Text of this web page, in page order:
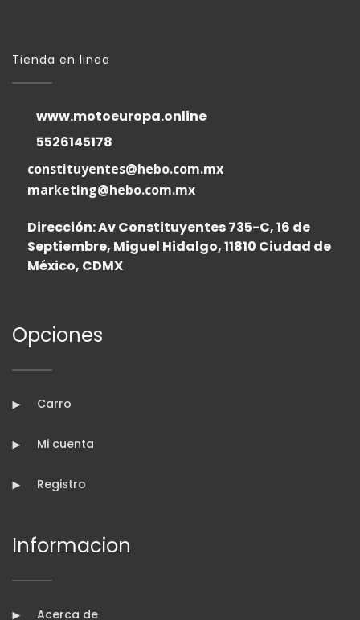
Tienda en linea
www.motoeuropa.online
5526145178
constituyentes@hebo.com.mx
marketing@hebo.com.mx
Dirección: Av Constituyentes 735-C, 16 de
Septiembre, Miguel Hidalgo, 11810 Ciudad de
México, CDMX
Opciones
Carro
Mi cuenta
Registro
Informacion
Acerca de